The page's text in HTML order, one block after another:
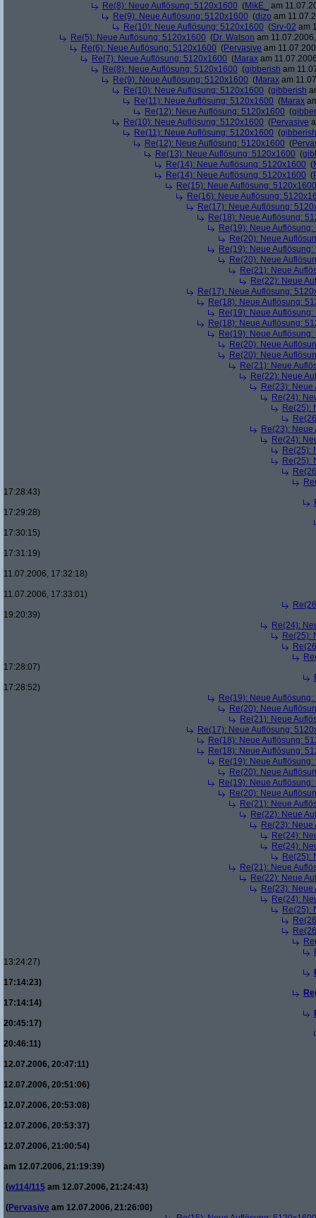
Re(8): Neue Auflösung: 5120x1600 (MikE_
am
Re(9): Neue Auflösung: 5120x1600 (dizo am
Re(10): Neue Auflösung: 5120x1600 (Srv-02 am
Re(5): Neue Auflösung: 5120x1600 (Dr. Watson am
Re(6): Neue Auflösung: 5120x1600 (Pervasive am
Re(7): Neue Auflösung: 5120x1600 (Marax am
Re(8): Neue Auflösung: 5120x1600 (gibberish am
Re(9): Neue Auflösung: 5120x1600 (Marax am
Re(10): Neue Auflösung: 5120x1600 (gibberish
Re(11): Neue Auflösung: 5120x1600 (Marax
Re(12): Neue Auflösung: 5120x1600 (
Re(10): Neue Auflösung: 5120x1600 (Pervasive
Re(11): Neue Auflösung: 5120x1600 (gibberish
Re(12): Neue Auflösung: 5120x1600 (
Re(13): Neue Auflösung: 5120x1600 (
Re(14): Neue Auflösung: 5120x1600 (
Re(14): Neue Auflösung: 5120x1600 (
Re(15): Neue Auflösung: 5120x1600
Re(16): Neue Auflösung:
Re(17): Neue Auflösung:
Re(18): Neue Auflösung:
Re(19): Neue
Re(20): Neue
Re(19): Neue
Re(20): Neue
Re(21): Neue
Re(22): Neue
Re(17): Neue Auflösung:
Re(18): Neue Auflösung:
Re(19): Neue
Re(18): Neue Auflösung:
Re(19): Neue
Re(20): Neue
Re(20): Neue
Re(21): Neue
Re(22): Neue
Re(23):
Re(24):
Re(25):
Re(23):
Re(24):
Re(25):
Re(25):
17:28:43)
17:29:28)
17:30:15)
17:31:19)
11.07.2006, 17:32:18)
11.07.2006, 17:33:01)
19:20:39)
Re(24):
Re(25):
17:28:07)
17:28:52)
Re(19): Neue
Re(20): Neue
Re(21): Neue
Re(17): Neue Auflösung:
Re(18): Neue Auflösung:
Re(18): Neue Auflösung:
Re(19): Neue
Re(20): Neue
Re(19): Neue
Re(20): Neue
Re(21): Neue
Re(22): Neue
Re(23):
Re(24):
Re(24):
Re(25):
Re(21): Neue
Re(22): Neue
Re(23):
Re(24):
Re(25):
13:24:27)
17:14:23)
17:14:14)
20:45:17)
20:46:11)
12.07.2006, 20:47:11)
12.07.2006, 20:51:06)
12.07.2006, 20:53:08)
12.07.2006, 20:53:37)
12.07.2006, 21:00:54)
am 12.07.2006, 21:19:39)
(w114/115 am 12.07.2006, 21:24:43)
(Pervasive am 12.07.2006, 21:26:00)